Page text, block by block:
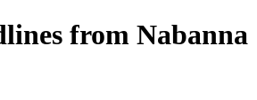
from Nabanna